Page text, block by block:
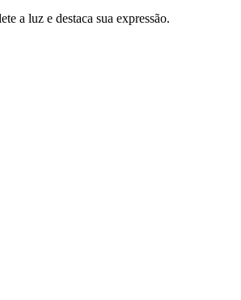
a luz e destaca sua expressão.